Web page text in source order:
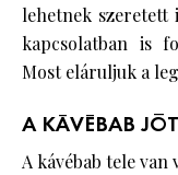
lehetnek szeretett
kapcsolatban is
Most eláruljuk a
A KÁVÉBAB
A kávébab tele